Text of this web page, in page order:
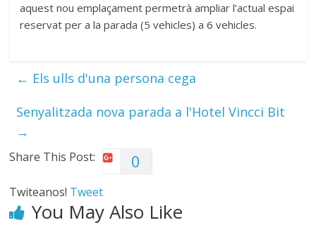
aquest nou emplaçament permetrà ampliar l’actual espai
reservat per a la parada (5 vehicles) a 6 vehicles.
← Els ulls d'una persona cega
Senyalitzada nova parada a l'Hotel Vincci Bit
→
Share This Post: 0
Twiteanos! Tweet
You May Also Like